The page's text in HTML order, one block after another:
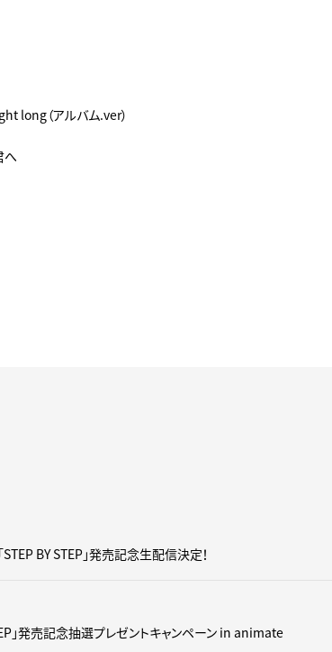
long（アルバム.ver）
へ
BY STEP」発売記念生配信決定！
」発売記念抽選プレゼントキャンペーン in animate